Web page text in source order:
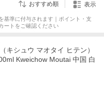
おすすめ順 表示
基準に付与されます｜ポイント・支
ートをご確認ください
キシュウ マオタイ ヒテン）
中国 白